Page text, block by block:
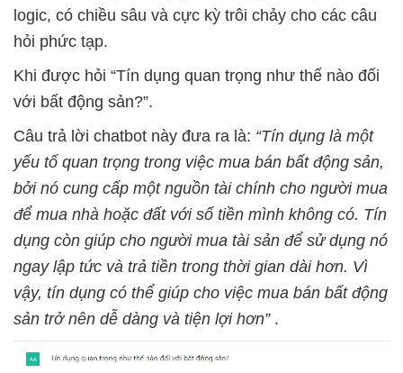
logic, có chiều sâu và cực kỳ trôi chảy cho các câu
hỏi phức tạp.
Khi được hỏi “Tín dụng quan trọng như thế nào đối
với bất động sản?”.
Câu trả lời chatbot này đưa ra là: “Tín dụng là một
yếu tố quan trọng trong việc mua bán bất động sản,
bởi nó cung cấp một nguồn tài chính cho người mua
để mua nhà hoặc đất với số tiền mình không có. Tín
dụng còn giúp cho người mua tài sản để sử dụng nó
ngay lập tức và trả tiền trong thời gian dài hơn. Vì
vậy, tín dụng có thể giúp cho việc mua bán bất động
sản trở nên dễ dàng và tiện lợi hơn” .